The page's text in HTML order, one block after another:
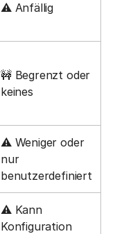
⚠ Anfällig
🚧 Begrenzt oder
keines
⚠ Weniger oder
nur
benutzerdefiniert
⚠ Kann
Konfiguration